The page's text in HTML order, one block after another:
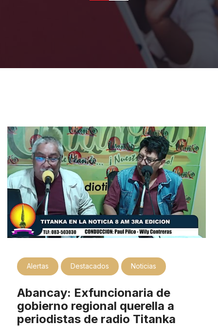
Alertas Destacados Noticias
Abancay: Exfuncionaria de
gobierno regional querella a
periodistas de radio Titanka